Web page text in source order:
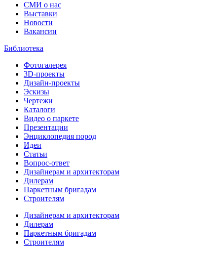
СМИ о нас
Выставки
Новости
Вакансии
Библиотека
Фотогалерея
3D-проекты
Дизайн-проекты
Эскизы
Чертежи
Каталоги
Видео о паркете
Презентации
Энциклопедия пород
Идеи
Статьи
Вопрос-ответ
Дизайнерам и архитекторам
Дилерам
Паркетным бригадам
Строителям
Дизайнерам и архитекторам
Дилерам
Паркетным бригадам
Строителям